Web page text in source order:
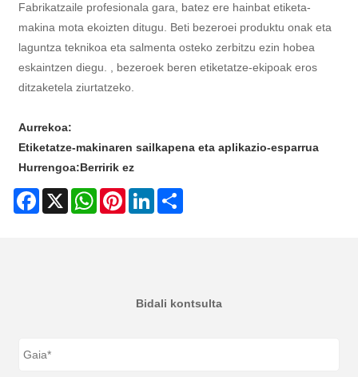
Fabrikatzaile profesionala gara, batez ere hainbat etiketa-
makina mota ekoizten ditugu. Beti bezeroei produktu onak eta
laguntza teknikoa eta salmenta osteko zerbitzu ezin hobea
eskaintzen diegu. , bezeroek beren etiketatze-ekipoak eros
ditzaketela ziurtatzeko.
Aurrekoa:
Etiketatze-makinaren sailkapena eta aplikazio-esparrua
Hurrengoa:Berririk ez
Facebook
X WhatsAppPinterestLinkedIn
Bidali kontsulta